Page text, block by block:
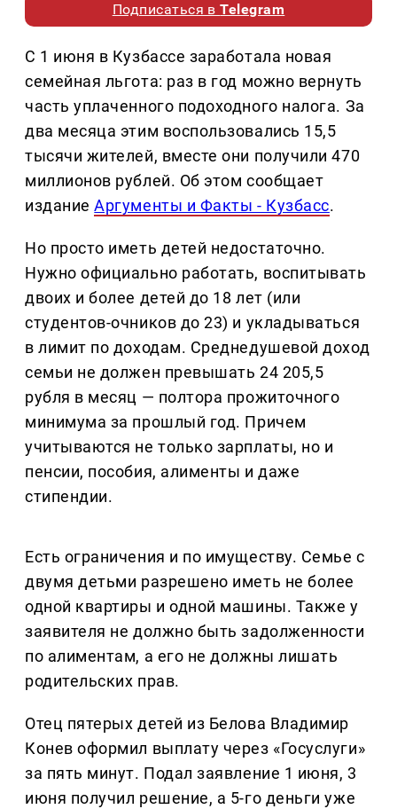
Подписаться вTelegram
С 1 июня в Кузбассе заработала новая
семейная льгота: раз в год можно вернуть
часть уплаченного подоходного налога. За
два месяца этим воспользовались 15,5
тысячи жителей, вместе они получили 470
миллионов рублей. Об этом сообщает
изданиеАргументы и Факты - Кузбасс.
Но просто иметь детей недостаточно.
Нужно официально работать, воспитывать
двоих и более детей до 18 лет (или
студентов-очников до 23) и укладываться
в лимит по доходам. Среднедушевой доход
семьи не должен превышать 24 205,5
рубля в месяц — полтора прожиточного
минимума за прошлый год. Причем
учитываются не только зарплаты, но и
пенсии, пособия, алименты и даже
стипендии.
Есть ограничения и по имуществу. Семье с
двумя детьми разрешено иметь не более
одной квартиры и одной машины. Также у
заявителя не должно быть задолженности
по алиментам, а его не должны лишать
родительских прав.
Отец пятерых детей из Белова Владимир
Конев оформил выплату через «Госуслуги»
за пять минут. Подал заявление 1 июня, 3
июня получил решение, а 5-го деньги уже